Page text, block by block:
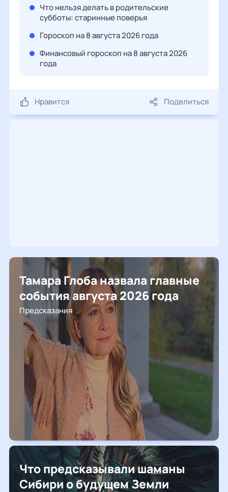
Что нельзя делать в родительские
субботы: старинные поверья
Гороскоп на 8 августа 2026 года
Финансовый гороскоп на 8 августа 2026
года
Нравится Поделиться
Тамара Глоба назвала главные
события августа 2026 года
Предсказания
Что предсказывали шаманы
Сибири о будущем Земли